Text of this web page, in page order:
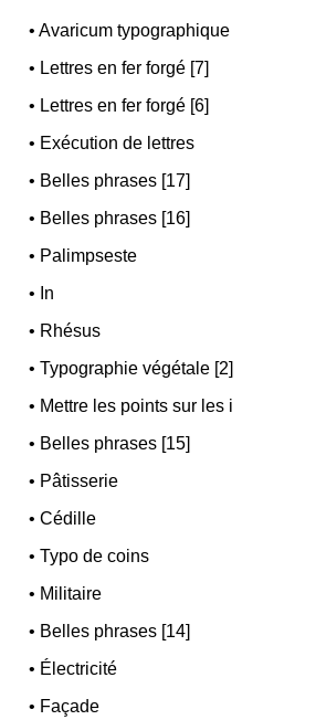
•Avaricum typographique
• Lettres en fer forgé [7]
• Lettres en fer forgé [6]
• Exécution de lettres
• Belles phrases [17]
• Belles phrases [16]
• Palimpseste
• In
• Rhésus
•Typographie végétale [2]
• Mettre les points sur les i
• Belles phrases [15]
• Pâtisserie
•Cédille
•Typo de coins
• Militaire
• Belles phrases [14]
• Électricité
• Façade